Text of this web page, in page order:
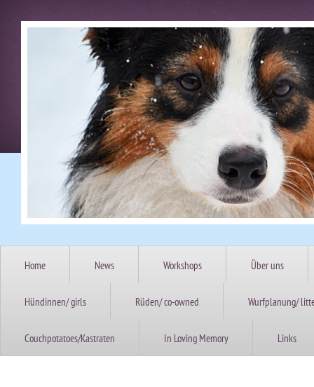
Home News Workshops Über uns
Hündinnen/ girls Rüden/ co-owned Wurfplanung/
Couchpotatoes/Kastraten In Loving Memory Links